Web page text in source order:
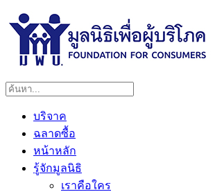
บริจาค
ฉลาดซื้อ
หน้าหลัก
รู้จักมูลนิธิ
เราคือใคร